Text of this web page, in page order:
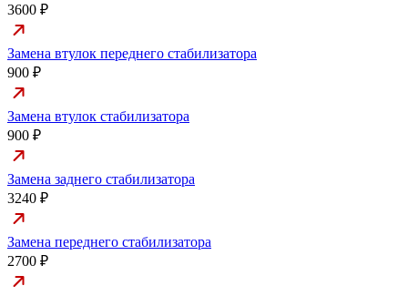
3600 ₽
Замена втулок переднего стабилизатора
900 ₽
Замена втулок стабилизатора
900 ₽
Замена заднего стабилизатора
3240 ₽
Замена переднего стабилизатора
2700 ₽